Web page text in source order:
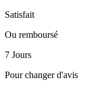
Satisfait
Ou remboursé
7 Jours
Pour changer d'avis